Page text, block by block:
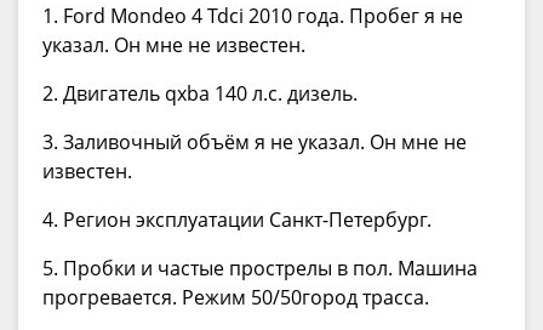
1. Ford Mondeo 4 Tdci 2010 года. Пробег я не
указал. Он мне не известен.
2. Двигатель qxba 140 л.с. дизель.
3. Заливочный объём я не указал. Он мне не
известен.
4. Регион эксплуатации Санкт-Петербург.
5. Пробки и частые прострелы в пол. Машина
прогревается. Режим 50/50город трасса.